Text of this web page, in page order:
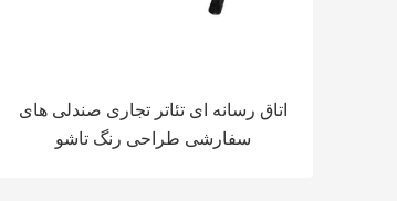
اتاق رسانه ای تئاتر تجاری صندلی های
سفارشی طراحی رنگ تاشو